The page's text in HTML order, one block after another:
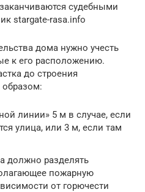
судебными
stargate-rasa.info
дома нужно учесть
к его расположению.
до строения
линии» 5 м в случае, если
улица, или 3 м, если там
должно разделять
пожарную
от горючести